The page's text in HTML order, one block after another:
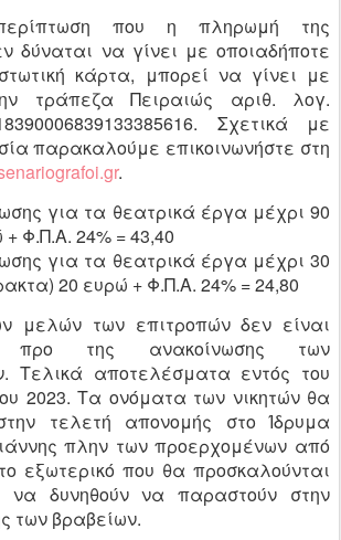
που η πληρωμή της
δύναται να γίνει με οποιαδήποτε
κάρτα, μπορεί να γίνει με
τράπεζα Πειραιώς αριθ. λογ.
Σχετικά με
παρακαλούμε επικοινωνήστε στη
.
για τα θεατρικά έργα μέχρι 90
Φ.Π.Α. 24% = 43,40
για τα θεατρικά έργα μέχρι 30
20 ευρώ + Φ.Π.Α. 24% = 24,80
μελών των επιτροπών δεν είναι
προ της ανακοίνωσης των
Τελικά αποτελέσματα εντός του
2023. Τα ονόματα των νικητών θα
τελετή απονομής στο Ίδρυμα
πλην των προερχομένων από
εξωτερικό που θα προσκαλούνται
να δυνηθούν να παραστούν στην
των βραβείων.